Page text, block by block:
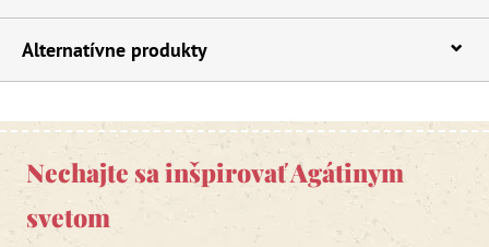
Alternatívne produkty
Nechajte sa inšpirovať Agátinym
svetom